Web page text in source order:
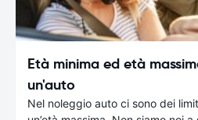
Età minima ed età
un'auto
Nel noleggio auto ci sono dei